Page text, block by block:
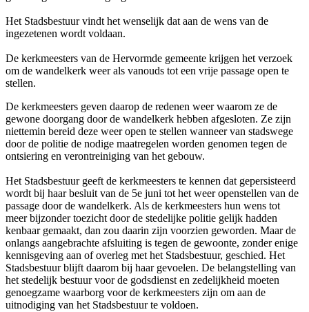
Het Stadsbestuur vindt het wenselijk dat aan de wens van de
ingezetenen wordt voldaan.
De kerkmeesters van de Hervormde gemeente krijgen het verzoek
om de wandelkerk weer als vanouds tot een vrije passage open te
stellen.
De kerkmeesters geven daarop de redenen weer waarom ze de
gewone doorgang door de wandelkerk hebben afgesloten. Ze zijn
niettemin bereid deze weer open te stellen wanneer van stadswege
door de politie de nodige maatregelen worden genomen tegen de
ontsiering en verontreiniging van het gebouw.
Het Stadsbestuur geeft de kerkmeesters te kennen dat gepersisteerd
wordt bij haar besluit van de 5e juni tot het weer openstellen van de
passage door de wandelkerk. Als de kerkmeesters hun wens tot
meer bijzonder toezicht door de stedelijke politie gelijk hadden
kenbaar gemaakt, dan zou daarin zijn voorzien geworden. Maar de
onlangs aangebrachte afsluiting is tegen de gewoonte, zonder enige
kennisgeving aan of overleg met het Stadsbestuur, geschied. Het
Stadsbestuur blijft daarom bij haar gevoelen. De belangstelling van
het stedelijk bestuur voor de godsdienst en zedelijkheid moeten
genoegzame waarborg voor de kerkmeesters zijn om aan de
uitnodiging van het Stadsbestuur te voldoen.